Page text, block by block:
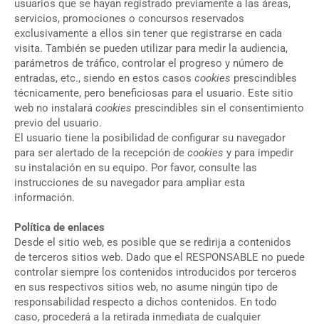
usuarios que se hayan registrado previamente a las áreas,
servicios, promociones o concursos reservados
exclusivamente a ellos sin tener que registrarse en cada
visita. También se pueden utilizar para medir la audiencia,
parámetros de tráfico, controlar el progreso y número de
entradas, etc., siendo en estos casos cookies prescindibles
técnicamente, pero beneficiosas para el usuario. Este sitio
web no instalará cookies prescindibles sin el consentimiento
previo del usuario.
El usuario tiene la posibilidad de configurar su navegador
para ser alertado de la recepción de cookies y para impedir
su instalación en su equipo. Por favor, consulte las
instrucciones de su navegador para ampliar esta
información.
Política de enlaces
Desde el sitio web, es posible que se redirija a contenidos
de terceros sitios web. Dado que el RESPONSABLE no puede
controlar siempre los contenidos introducidos por terceros
en sus respectivos sitios web, no asume ningún tipo de
responsabilidad respecto a dichos contenidos. En todo
caso, procederá a la retirada inmediata de cualquier